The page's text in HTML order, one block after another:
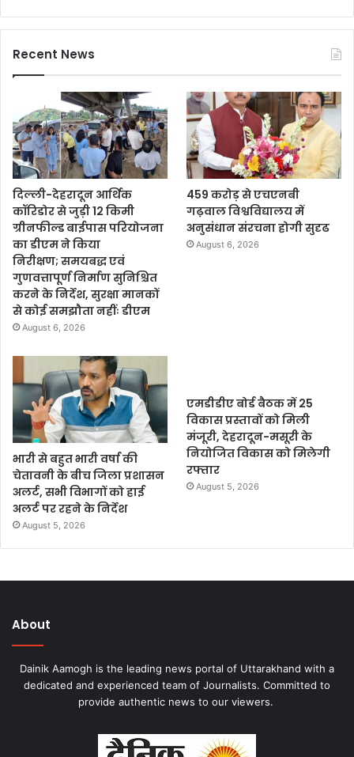
Recent News
दिल्ली-देहरादून आर्थिक
कॉरिडोर से जुड़ी 12 किमी
ग्रीनफील्ड बाईपास परियोजना
का डीएम ने किया
निरीक्षण; समयबद्ध एवं
गुणवत्तापूर्ण निर्माण सुनिश्चित
करने के निर्देश, सुरक्षा मानकों
से कोई समझौता नहींः डीएम
August 6, 2026
459 करोड़ से एचएनबी
गढ़वाल विश्वविद्यालय में
अनुसंधान संरचना होगी सुदृढ
August 6, 2026
भारी से बहुत भारी वर्षा की
चेतावनी के बीच जिला प्रशासन
अलर्ट, सभी विभागों को हाई
अलर्ट पर रहने के निर्देश
August 5, 2026
एमडीडीए बोर्ड बैठक में 25
विकास प्रस्तावों को मिली
मंजूरी, देहरादून-मसूरी के
नियोजित विकास को मिलेगी
रफ्तार
August 5, 2026
About
Dainik Aamogh is the leading news portal of Uttarakhand with a
dedicated and experienced team of Journalists. Committed to
provide authentic news to our viewers.